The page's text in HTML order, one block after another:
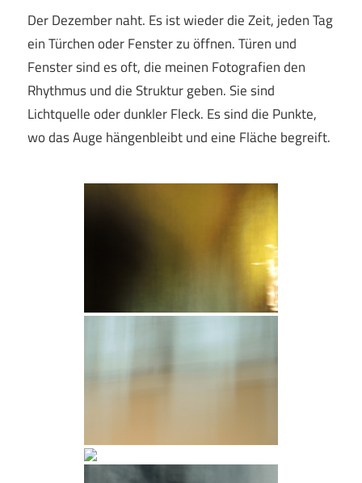
Der Dezember naht. Es ist wieder die Zeit, jeden Tag
ein Türchen oder Fenster zu öffnen. Türen und
Fenster sind es oft, die meinen Fotografien den
Rhythmus und die Struktur geben. Sie sind
Lichtquelle oder dunkler Fleck. Es sind die Punkte,
wo das Auge hängenbleibt und eine Fläche begreift.